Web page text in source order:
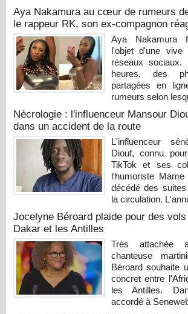
Aya Nakamura au cœur de rumeurs
le rappeur RK, son ex-compagnon
Aya Nakamura
l'objet d'une vive
réseaux sociaux.
heures, des
partagées en
rumeurs selon
Nécrologie : l'influenceur Mansour
dans un accident de la route
L'influenceur
Diouf, connu
TikTok et ses
l'humoriste
décédé des
la circulation.
Jocelyne Béroard plaide pour des
Dakar et les Antilles
Très attachée
chanteuse
Béroard souhaite
concret entre
les Antilles.
accordé à